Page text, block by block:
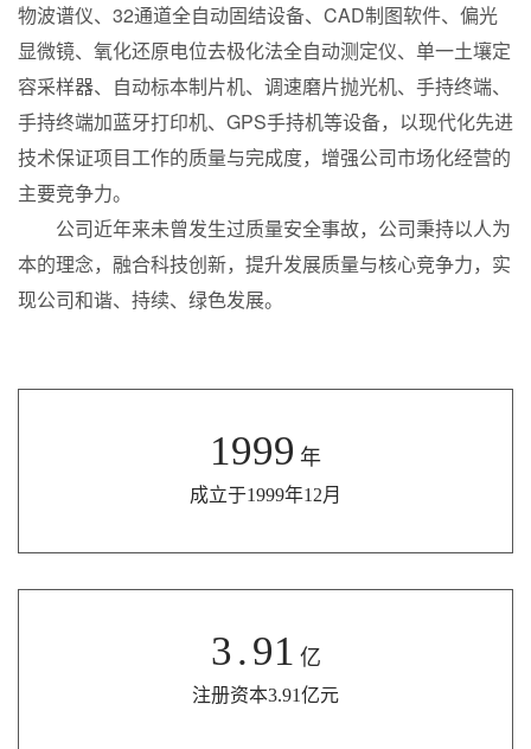
物波谱仪、32通道全自动固结设备、CAD制图软件、偏光
显微镜、氧化还原电位去极化法全自动测定仪、单一土壤定
容采样器、自动标本制片机、调速磨片抛光机、手持终端、
手持终端加蓝牙打印机、GPS手持机等设备，以现代化先进
技术保证项目工作的质量与完成度，增强公司市场化经营的
主要竞争力。
公司近年来未曾发生过质量安全事故，公司秉持以人为
本的理念，融合科技创新，提升发展质量与核心竞争力，实
现公司和谐、持续、绿色发展。
1999 年
成立于1999年12月
3.91 亿
注册资本3.91亿元